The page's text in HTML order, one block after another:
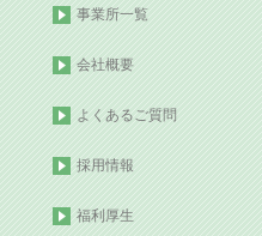
事業所一覧
会社概要
よくあるご質問
採用情報
福利厚生